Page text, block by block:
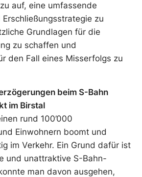
auf, eine umfassende
zu
Grundlagen für die
zu schaffen und
den Fall eines Misserfolgs zu
beim S-Bahn
im Birstal
rund 100’000
Einwohnern boomt und
im Verkehr. Ein Grund dafür ist
und unattraktive S-Bahn-
man davon ausgehen,